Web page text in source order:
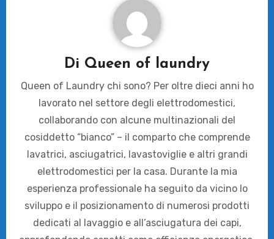
Di Queen of laundry
Queen of Laundry chi sono? Per oltre dieci anni ho
lavorato nel settore degli elettrodomestici,
collaborando con alcune multinazionali del
cosiddetto “bianco” – il comparto che comprende
lavatrici, asciugatrici, lavastoviglie e altri grandi
elettrodomestici per la casa. Durante la mia
esperienza professionale ha seguito da vicino lo
sviluppo e il posizionamento di numerosi prodotti
dedicati al lavaggio e all’asciugatura dei capi,